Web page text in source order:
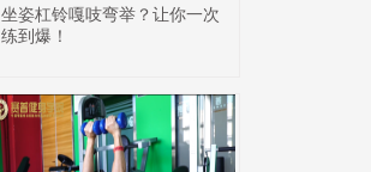
坐姿杠铃嘎吱弯举？让你一次
练到爆！